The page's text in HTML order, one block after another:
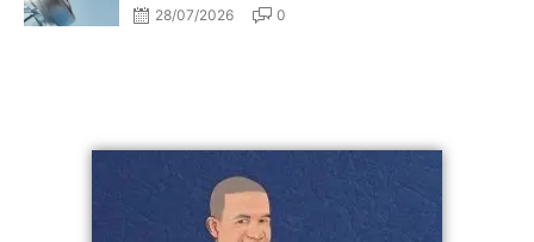
28/07/2026 0